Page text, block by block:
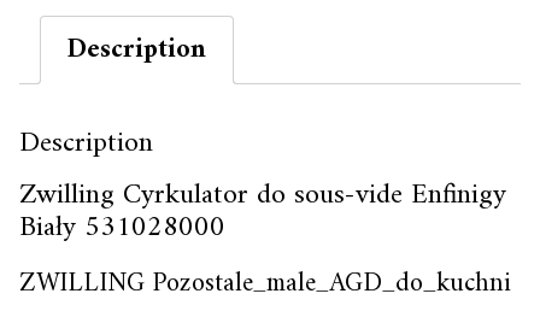
Description
Description
Zwilling Cyrkulator do sous-vide Enfinigy
Biały 531028000
ZWILLING Pozostale_male_AGD_do_kuchni